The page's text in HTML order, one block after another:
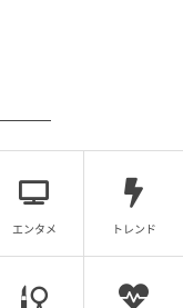
、何度も往復し
エンタメ トレンド